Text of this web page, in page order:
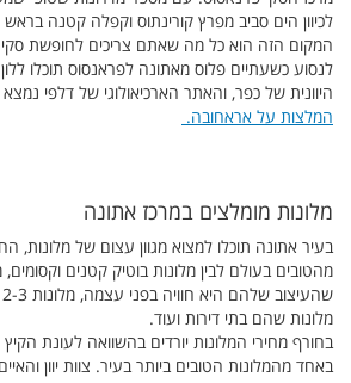
לכיוון הים סביב מפרץ קורינתוס וקפלה קטנה
המקום הזה הוא כל מה שאתם צריכים לחופשת
לנסוע כשעתיים פלוס מאתונה לפראנסוס תוכלו
היוונית של כפר, והאתר הארכיאולוגי של דלפי
המלצות על אראחובה.
מלונות מומלצים במרכז אתונה
מהטובים בעולם לבין מלונות בוטיק קטנים
מלונות שהם בתי דירות ועוד.
בחורף מחירי המלונות יורדים בהשוואה לעונת
באחד מהמלונות הטובים ביותר בעיר. צוות יוון